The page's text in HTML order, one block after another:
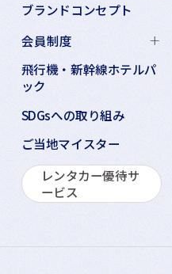
ブランドコンセプト
会員制度
飛行機・新幹線ホテルパ
ック
SDGsへの取り組み
ご当地マイスター
レンタカー優待サ
ービス